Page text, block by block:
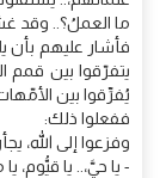
ما العملُ؟.. وقد
فأشار عليهم بأن
يتفرّقوا بين قمم
يُفرِّقوا بين
ففعلوا ذلك:
وفزعوا إلى الله،
- يا حيَّ،.. يا قيُّوم،